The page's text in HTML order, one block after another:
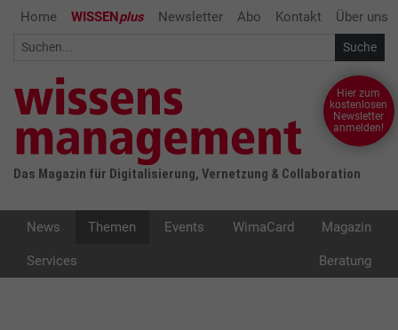
Home WISSENplus Newsletter Abo Kontakt Über uns
Das Magazin für Digitalisierung, Vernetzung & Collaboration
Hier zum
kostenlosen
Newsletter
anmelden!
News Themen Events WimaCard Magazin
Services Beratung